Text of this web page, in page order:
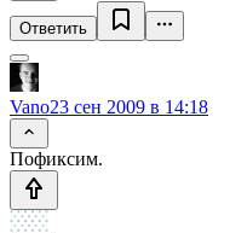
Ответить
Vano23 сен 2009 в 14:18
Пофиксим.